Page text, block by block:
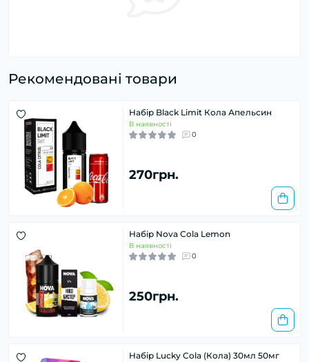
Рекомендовані товари
Набір Black Limit Кола Апельсин
В наявності
0
270грн.
Набір Nova Cola Lemon
В наявності
0
250грн.
Набір Lucky Cola (Кола) 30мл 50мг